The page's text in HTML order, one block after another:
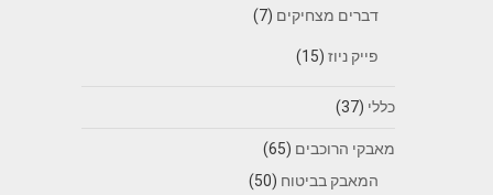
דברים מצחיקים (7)
פייק ניוז(15)
כללי (37)
מאבקי הרוכבים (65)
המאבק בביטוח (50)